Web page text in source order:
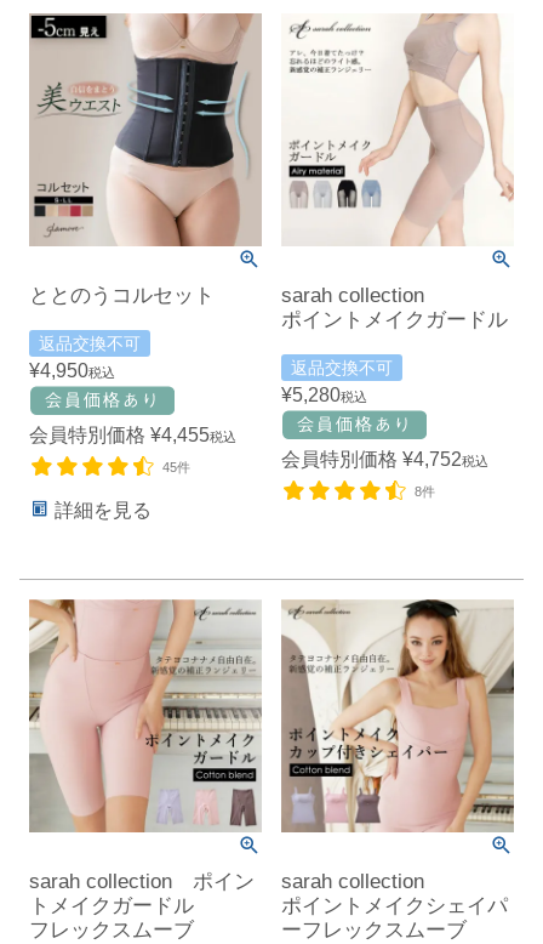
ととのうコルセット
返品交換不可
¥4,950税込
会員特別価格 ¥4,455税込
45件
詳細を見る
sarah collection
ポイントメイクガードル
返品交換不可
¥5,280税込
会員特別価格 ¥4,752税込
8件
sarah collection ポイン
トメイクガードル
フレックスムーブ
sarah collection
ポイントメイクシェイパ
ーフレックスムーブ